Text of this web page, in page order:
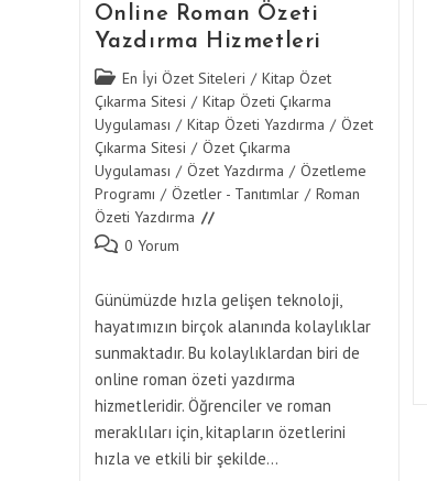
Online Roman Özeti
Yazdırma Hizmetleri
Post
category:
En İyi Özet Siteleri / Kitap Özet
Çıkarma Sitesi / Kitap Özeti Çıkarma
Uygulaması / Kitap Özeti Yazdırma / Özet
Çıkarma Sitesi / Özet Çıkarma
Uygulaması / Özet Yazdırma / Özetleme
Programı / Özetler - Tanıtımlar / Roman
Özeti Yazdırma
Post 0 Yorum
Günümüzde hızla gelişen teknoloji,
hayatımızın birçok alanında kolaylıklar
sunmaktadır. Bu kolaylıklardan biri de
online roman özeti yazdırma
hizmetleridir. Öğrenciler ve roman
meraklıları için, kitapların özetlerini
hızla ve etkili bir şekilde…